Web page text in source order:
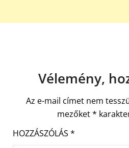
Vélemény,
Az e-mail címet nem
mezőket*
HOZZÁSZÓLÁS *